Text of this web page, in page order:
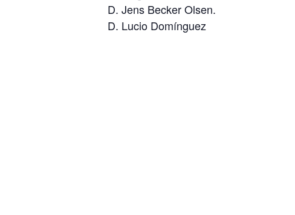
D. Jens Becker Olsen.
D. Lucio Domínguez